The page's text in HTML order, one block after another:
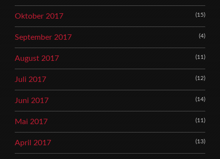
Oktober 2017 (15)
September 2017 (4)
August 2017 (11)
Juli 2017 (12)
Juni 2017 (14)
Mai 2017 (11)
April 2017 (13)